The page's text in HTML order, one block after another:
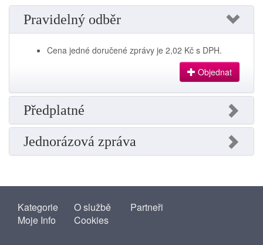
Pravidelný odběr
Cena jedné doručené zprávy je 2,02 Kč s DPH.
Objednat
Předplatné
Jednorázová zpráva
Kategorie O službě
Partneři
Moje Info
Cookies